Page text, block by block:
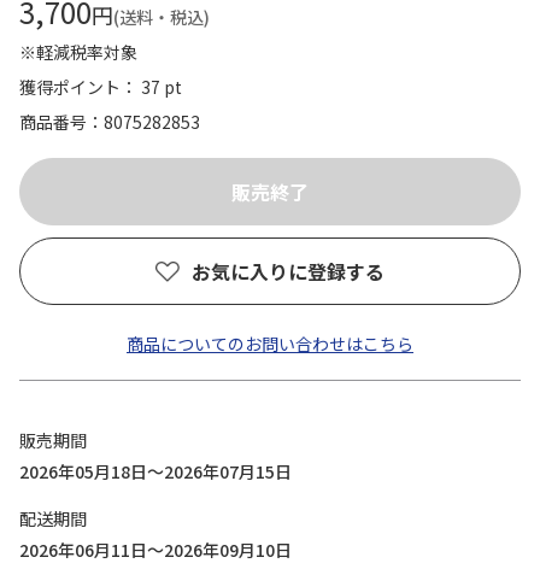
3,700円(送料・税込)
※軽減税率対象
獲得ポイント： 37 pt
商品番号
8075282853
お気に入りに登録する
商品についてのお問い合わせはこちら
販売期間
2026年05月18日～2026年07月15日
配送期間
2026年06月11日～2026年09月10日